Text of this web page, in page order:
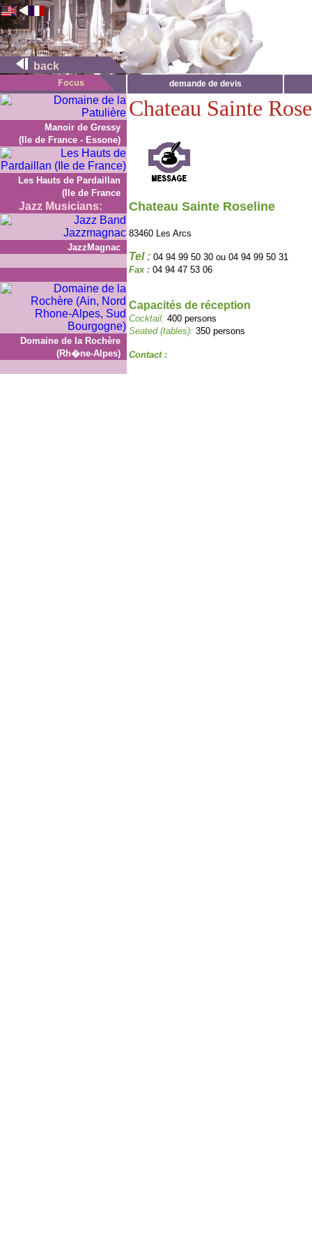
back
demande de devis
Manoir de Gressy
(Ile de France - Essone)
Les Hauts de Pardaillan
(Ile de France
Jazz Musicians:
JazzMagnac
Domaine de la Rochère
(Rh�ne-Alpes)
Chateau Sainte
Chateau Sainte Roseline
83460 Les Arcs
Tel : 04 94 99 50 30 ou 04 94 99 50 31
Fax : 04 94 47 53 06
Capacités de réception
Cocktail: 400 persons
Seated (tables): 350 persons
Contact :